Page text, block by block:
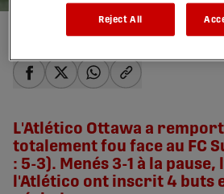
L'Atlético Ottawa a
totalement fou face au FC
: 5-3). Menés 3-1 à la
l'Atlético ont inscrit 4 buts
Reject All